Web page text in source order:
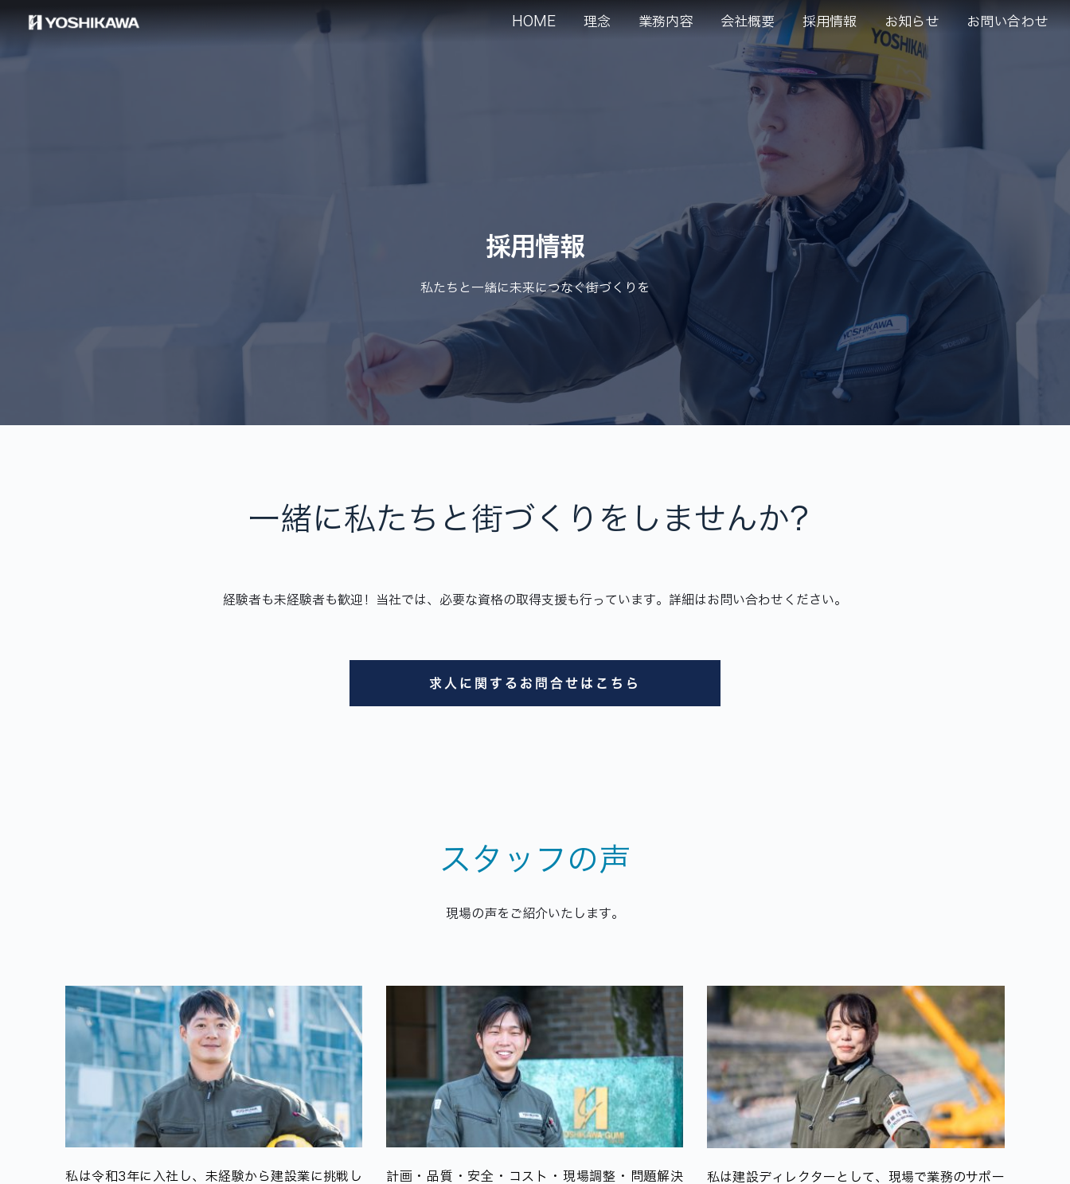
HOME 理念 業務内容 会社概要 採用情報 お知らせ お問い合わせ
採用情報
私たちと一緒に未来につなぐ街づくりを
一緒に私たちと街づくりをしませんか？
経験者も未経験者も歓迎！当社では、必要な資格の取得支援も行っています。詳細はお問い合わせください。
求人に関するお問合せはこちら
スタッフの声
現場の声をご紹介いたします。
私は令和3年に入社し、未経験から建設業に挑戦し
計画・品質・安全・コスト・現場調整・問題解決
私は建設ディレクターとして、現場で業務のサポー